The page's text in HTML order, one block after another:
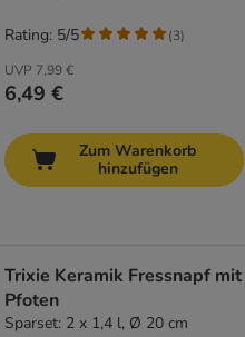
UVP 7,99 €
6,49 €
Rating: 5/5 (3)
Zum Warenkorb
hinzufügen
Trixie Keramik Fressnapf mit
Pfoten
Sparset: 2 x 1,4 l, Ø 20 cm